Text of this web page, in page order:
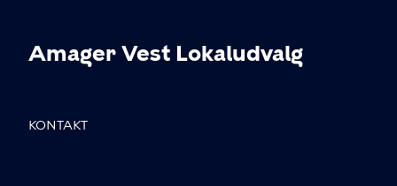
Amager Vest Lokaludvalg
KONTAKT